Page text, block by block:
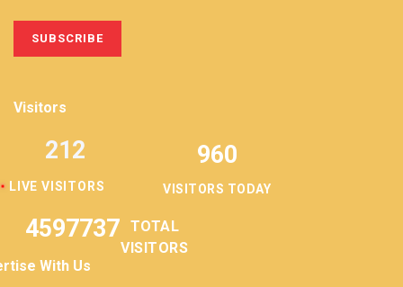
Visitors
LIVE VISITORS
212 960
VISITORS TODAY
4597737
TOTAL
VISITORS
With Us